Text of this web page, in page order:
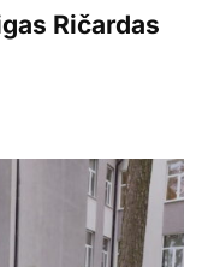
Ričardas